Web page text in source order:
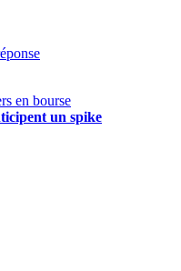
en bourse
un spike